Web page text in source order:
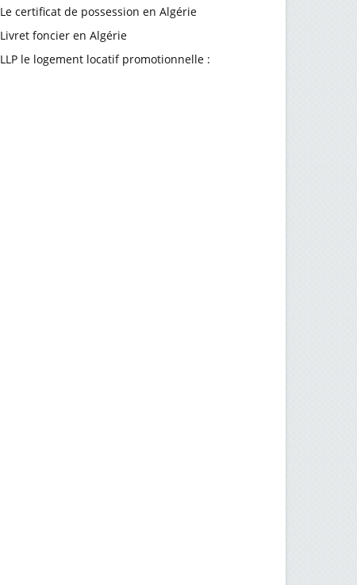
Le certificat de possession en Algérie
Livret foncier en Algérie
LLP le logement locatif promotionnelle :